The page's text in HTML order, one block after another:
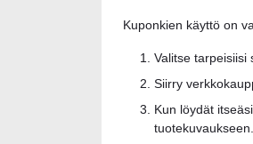
Kuponkien käyttö on
Valitse tarpeisiisi
Siirry
Kun löydät
tuotekuvaukseen.